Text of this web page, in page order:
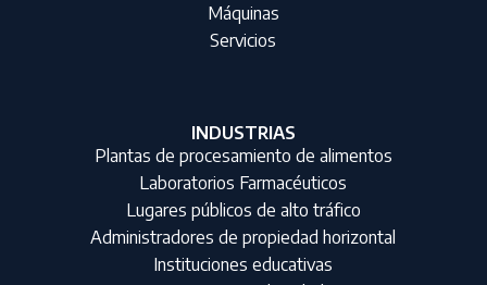
Máquinas
Servicios
INDUSTRIAS
Plantas de procesamiento de alimentos
Laboratorios Farmacéuticos
Lugares públicos de alto tráfico
Administradores de propiedad horizontal
Instituciones educativas